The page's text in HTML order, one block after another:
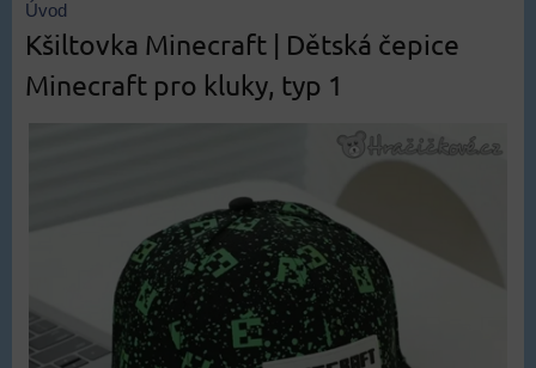
Úvod
Kšiltovka Minecraft | Dětská čepice
Minecraft pro kluky, typ 1